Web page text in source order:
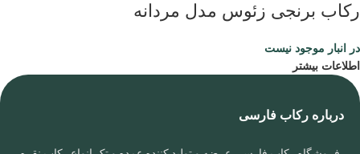
رکاب برنجی زئوس مدل مردانه
در انبار موجود نیست
اطلاعات بیشتر
درباره رکاب فارسی